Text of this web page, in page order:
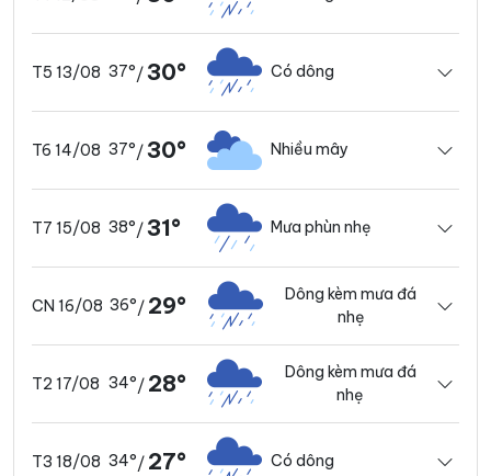
T5 13/08 37°/30° Có dông
T6 14/08 37°/30° Nhiều mây
T7 15/08 38°/31° Mưa phùn nhẹ
CN 16/08 36°/ 29°
Dông kèm mưa đá
nhẹ
T2 17/08 34°/ 28°
Dông kèm mưa đá
nhẹ
T3 18/08 34°/ 27° Có dông